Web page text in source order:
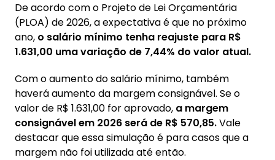
De acordo com o Projeto de Lei Orçamentária
(PLOA) de 2026, a expectativa é que no próximo
ano, o salário mínimo tenha reajuste para R$
1.631,00 uma variação de 7,44% do valor atual.
Com o aumento do salário mínimo, também
haverá aumento da margem consignável. Se o
valor de R$ 1.631,00 for aprovado, a margem
consignável em 2026 será de R$ 570,85.Vale
destacar que essa simulação é para casos que a
margem não foi utilizada até então.